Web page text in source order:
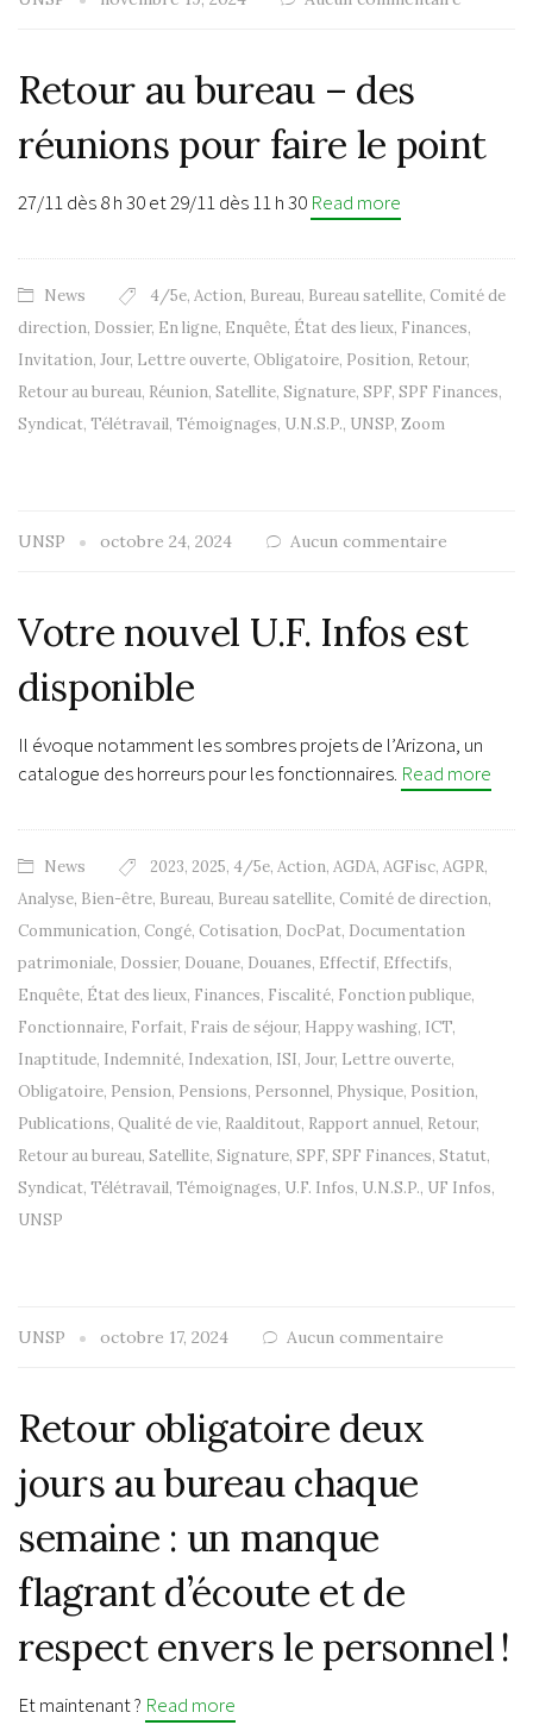
Retour au bureau – des
réunions pour faire le point
27/11 dès 8 h 30 et 29/11 dès 11 h 30 Read more
News 4/5e, Action, Bureau, Bureau satellite, Comité de
direction, Dossier, En ligne, Enquête, État des lieux, Finances,
Invitation, Jour, Lettre ouverte, Obligatoire, Position, Retour,
Retour au bureau, Réunion, Satellite, Signature, SPF, SPF Finances,
Syndicat, Télétravail, Témoignages, U.N.S.P., UNSP, Zoom
UNSP octobre 24, 2024 Aucun commentaire
Votre nouvel U.F. Infos est
disponible
Il évoque notamment les sombres projets de l’Arizona, un
catalogue des horreurs pour les fonctionnaires. Read more
News 2023, 2025, 4/5e, Action, AGDA, AGFisc, AGPR,
Analyse, Bien-être, Bureau, Bureau satellite, Comité de direction,
Communication, Congé, Cotisation, DocPat, Documentation
patrimoniale, Dossier, Douane, Douanes, Effectif, Effectifs,
Enquête, État des lieux, Finances, Fiscalité, Fonction publique,
Fonctionnaire, Forfait, Frais de séjour, Happy washing, ICT,
Inaptitude, Indemnité, Indexation, ISI, Jour, Lettre ouverte,
Obligatoire, Pension, Pensions, Personnel, Physique, Position,
Publications, Qualité de vie, Raalditout, Rapport annuel, Retour,
Retour au bureau, Satellite, Signature, SPF, SPF Finances, Statut,
Syndicat, Télétravail, Témoignages, U.F. Infos, U.N.S.P., UF Infos,
UNSP
UNSP octobre 17, 2024 Aucun commentaire
Retour obligatoire deux
jours au bureau chaque
semaine : un manque
flagrant d’écoute et de
respect envers le personnel !
Et maintenant ? Read more